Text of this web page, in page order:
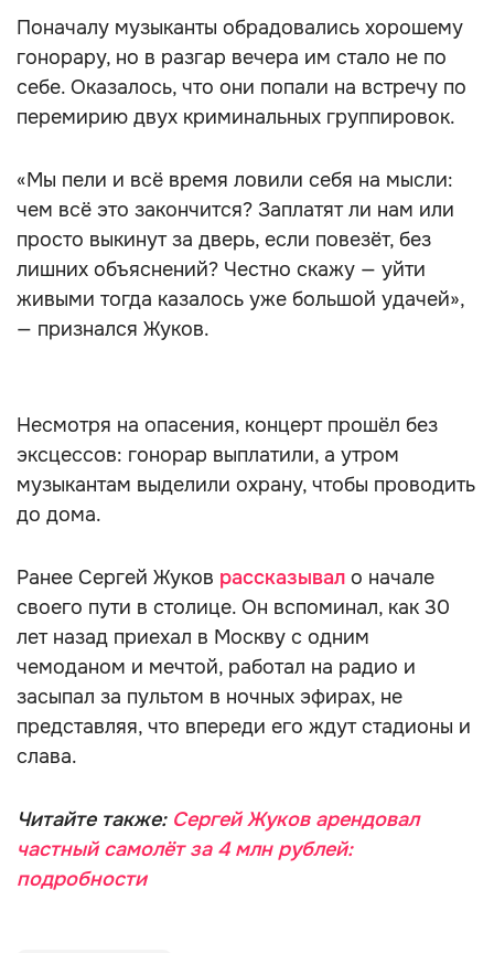
Поначалу музыканты обрадовались хорошему
гонорару, но в разгар вечера им стало не по
себе. Оказалось, что они попали на встречу по
перемирию двух криминальных группировок.
«Мы пели и всё время ловили себя на мысли:
чем всё это закончится? Заплатят ли нам или
просто выкинут за дверь, если повезёт, без
лишних объяснений? Честно скажу — уйти
живыми тогда казалось уже большой удачей»,
— признался Жуков.
Несмотря на опасения, концерт прошёл без
эксцессов: гонорар выплатили, а утром
музыкантам выделили охрану, чтобы проводить
до дома.
Ранее Сергей Жуков рассказывал о начале
своего пути в столице. Он вспоминал, как 30
лет назад приехал в Москву с одним
чемоданом и мечтой, работал на радио и
засыпал за пультом в ночных эфирах, не
представляя, что впереди его ждут стадионы и
слава.
Читайте также: Сергей Жуков арендовал
частный самолёт за 4 млн рублей:
подробности